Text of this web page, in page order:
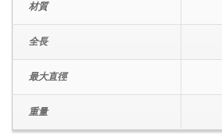
材質
全長
最大直徑
重量